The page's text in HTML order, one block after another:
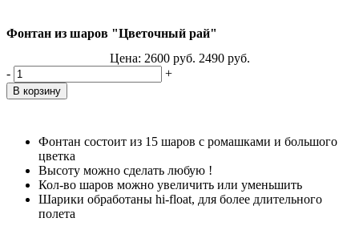
Фонтан из шаров "Цветочный рай"
Цена: 2600 руб. 2490 руб.
-
+
Фонтан состоит из 15 шаров с ромашками и большого
цветка
Высоту можно сделать любую !
Кол-во шаров можно увеличить или уменьшить
Шарики обработаны hi-float, для более длительного
полета